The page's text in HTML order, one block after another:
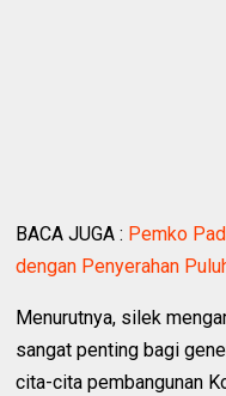
BACA JUGA : Pemko
dengan Penyerahan
Menurutnya, silek
sangat penting bagi
cita-cita pembangunan